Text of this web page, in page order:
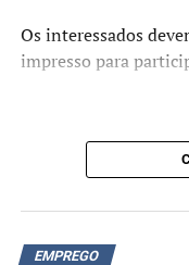
Os interessados
impresso para
EMPREGO